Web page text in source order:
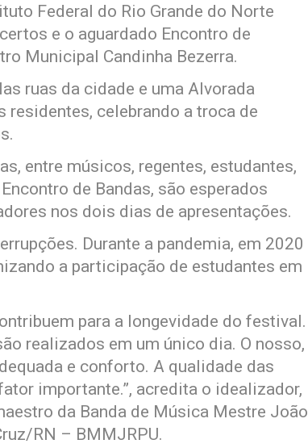
Federal do Rio Grande do Norte
e o aguardado Encontro de
Municipal Candinha Bezerra.
ruas da cidade e uma Alvorada
residentes, celebrando a troca de
entre músicos, regentes, estudantes,
de Bandas, são esperados
nos dois dias de apresentações.
Durante a pandemia, em 2020
a participação de estudantes em
para a longevidade do festival.
realizados em um único dia. O nosso,
e conforto. A qualidade das
importante.”, acredita o idealizador,
da Banda de Música Mestre João
RN – BMMJRPU.